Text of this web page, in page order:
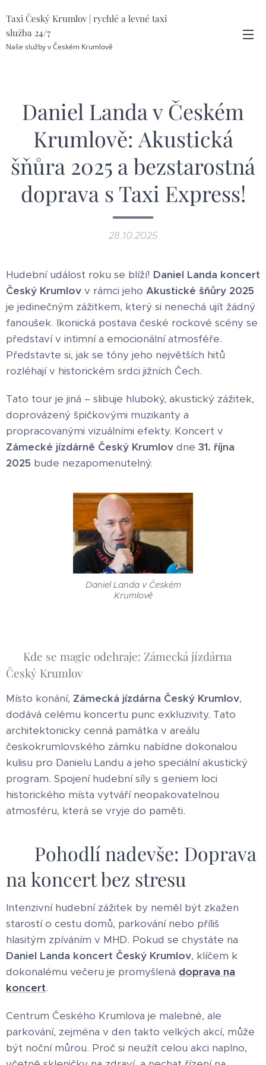
Taxi Český Krumlov | rychlé a levné taxi
služba 24/7
Naše služby v Českém Krumlově
Daniel Landa v Českém
Krumlově: Akustická
šňůra 2025 a bezstarostná
doprava s Taxi Express!
28.10.2025
Hudební událost roku se blíží! Daniel Landa koncert
Český Krumlov v rámci jeho Akustické šňůry 2025
je jedinečným zážitkem, který si nenechá ujít žádný
fanoušek. Ikonická postava české rockové scény se
představí v intimní a emocionální atmosféře.
Představte si, jak se tóny jeho největších hitů
rozléhají v historickém srdci jižních Čech.
Tato tour je jiná – slibuje hluboký, akustický zážitek,
doprovázený špičkovými muzikanty a
propracovanými vizuálními efekty. Koncert v
Zámecké jízdárně Český Krumlov dne 31. října
2025 bude nezapomenutelný.
Daniel Landa v Českém
Krumlově
🏰 Kde se magie odehraje: Zámecká jízdárna
Český Krumlov
Místo konání, Zámecká jízdárna Český Krumlov,
dodává celému koncertu punc exkluzivity. Tato
architektonicky cenná památka v areálu
českokrumlovského zámku nabídne dokonalou
kulisu pro Danielu Landu a jeho speciální akustický
program. Spojení hudební síly s geniem loci
historického místa vytváří neopakovatelnou
atmosféru, která se vryje do paměti.
🚕 Pohodlí nadevše: Doprava
na koncert bez stresu
Intenzivní hudební zážitek by neměl být zkažen
starostí o cestu domů, parkování nebo příliš
hlasitým zpíváním v MHD. Pokud se chystáte na
Daniel Landa koncert Český Krumlov, klíčem k
dokonalému večeru je promyšlená doprava na
koncert.
Centrum Českého Krumlova je malebné, ale
parkování, zejména v den takto velkých akcí, může
být noční můrou. Proč si neužít celou akci naplno,